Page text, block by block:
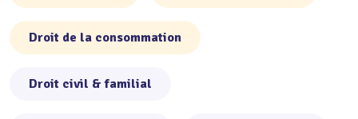
Droit de la consommation
Droit civil & familial